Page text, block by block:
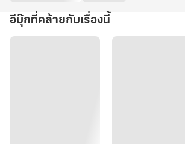
อีบุ๊กที่คล้ายกับเรื่องนี้